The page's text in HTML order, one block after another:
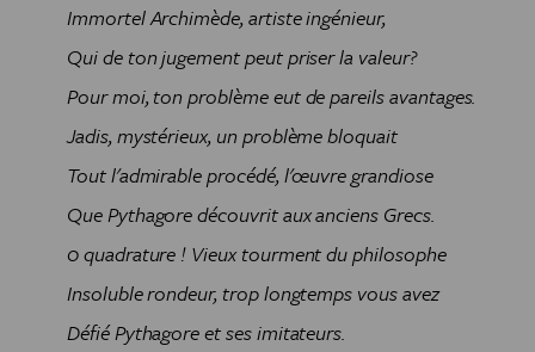
Immortel Archimède, artiste ingénieur,
Qui de ton jugement peut priser la valeur?
Pour moi, ton problème eut de pareils avantages.
Jadis, mystérieux, un problème bloquait
Tout l'admirable procédé, l'œuvre grandiose
Que Pythagore découvrit aux anciens Grecs.
0 quadrature ! Vieux tourment du philosophe
Insoluble rondeur, trop longtemps vous avez
Défié Pythagore et ses imitateurs.